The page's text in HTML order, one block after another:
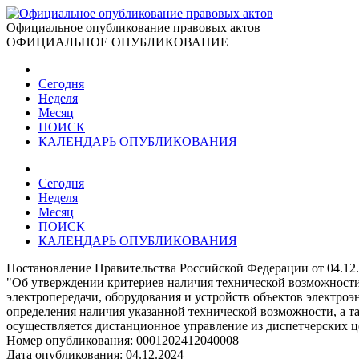
Официальное опубликование правовых актов
ОФИЦИАЛЬНОЕ ОПУБЛИКОВАНИЕ
Сегодня
Неделя
Месяц
ПОИСК
КАЛЕНДАРЬ ОПУБЛИКОВАНИЯ
Сегодня
Неделя
Месяц
ПОИСК
КАЛЕНДАРЬ ОПУБЛИКОВАНИЯ
Постановление Правительства Российской Федерации от
"Об утверждении критериев наличия технической
электропередачи, оборудования и устройств объектов
определения наличия указанной технической возможности, а
осуществляется дистанционное управление из диспетчерских
Номер опубликования: 0001202412040008
Дата опубликования: 04.12.2024